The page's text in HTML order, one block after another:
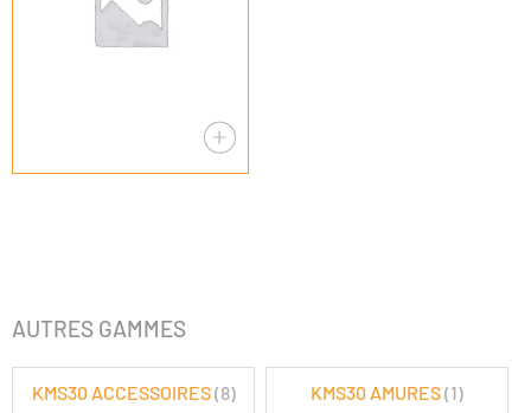
AUTRES GAMMES
KMS30 ACCESSOIRES(8) KMS30 AMURES(1)